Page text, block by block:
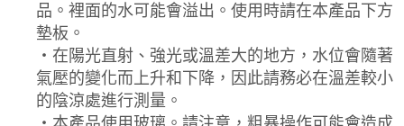
品。裡面的水可能會溢出。使用時請在本產品下方
墊板。
・在陽光直射、強光或溫差大的地方，水位會隨著
氣壓的變化而上升和下降，因此請務必在溫差較小
的陰涼處進行測量。